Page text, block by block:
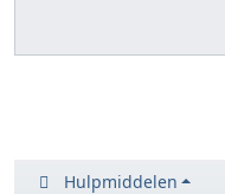
Hulpmiddelen